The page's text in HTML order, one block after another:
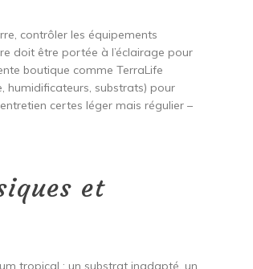
contrôler les équipements
doit être portée à l’éclairage pour
boutique comme TerraLife
humidificateurs, substrats) pour
certes léger mais régulier –
et